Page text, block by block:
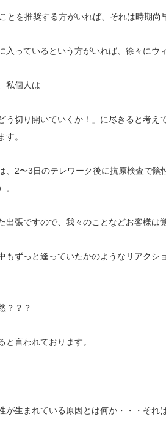
とを推奨する方がいれば、それは時期尚
入っているという方がいれば、徐々にウ
私個人は
う切り開いていくか！」に尽きると考
す。
、2〜3日のテレワーク後に抗原検査で
。
出張ですので、我々のことなどお客様は
もずっと逢っていたかのようなリアク
？？？
言われております。
が生まれている原因とは何か・・・そ